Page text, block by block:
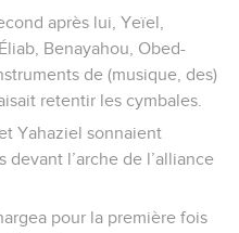
après lui, Yeïel,
Benayahou, Obed-
de (musique, des)
retentir les cymbales.
Yahaziel sonnaient
l’arche de l’alliance
pour la première fois